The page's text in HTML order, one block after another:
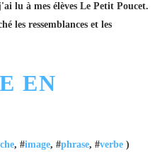
lu à mes élèves Le Petit Poucet.
les ressemblances et les
EN
, #image, #phrase, #verbe )